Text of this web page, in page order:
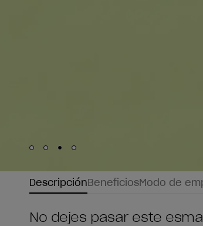
Skip to slide
Skip to slide
Skip to slide
Skip to slide
DescripciónBeneficiosModo de
No dejes pasar este